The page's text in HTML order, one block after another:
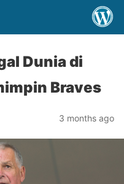
Dunia di
Braves
3 months ago